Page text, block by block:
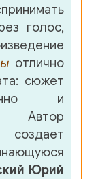
голос,
отлично
сюжет
и
Автор
Юрий